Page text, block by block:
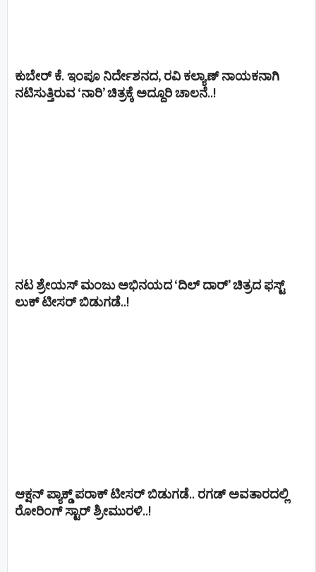
ಕುಬೇರ್ ಕೆ. ಇಂಪೂ ನಿರ್ದೇಶನದ, ರವಿ ಕಲ್ಯಾಣ್‍ ನಾಯಕನಾಗಿ
ನಟಿಸುತ್ತಿರುವ ‘ನಾರಿ’ ಚಿತ್ರಕ್ಕೆ ಅದ್ದೂರಿ ಚಾಲನೆ..!
ನಟ ಶ್ರೇಯಸ್ ಮಂಜು ಅಭಿನಯದ ‘ದಿಲ್ ದಾರ್’ ಚಿತ್ರದ ಫಸ್ಟ್
ಲುಕ್ ಟೀಸರ್ ಬಿಡುಗಡೆ..!
ಆಕ್ಷನ್ ಪ್ಯಾಕ್ಡ್ ಪರಾಕ್ ಟೀಸರ್ ಬಿಡುಗಡೆ.. ರಗಡ್ ಅವತಾರದಲ್ಲಿ
ರೋರಿಂಗ್ ಸ್ಟಾರ್ ಶ್ರೀಮುರಳಿ..!